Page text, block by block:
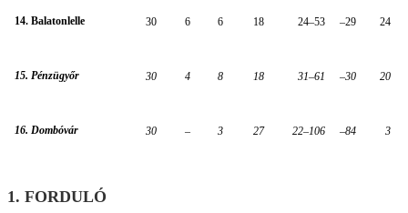
14. Balatonlelle 30 6 6 18 24–53 –29 24
15. Pénzügyőr 30 4 8 18 31–61 –30 20
16. Dombóvár 30 – 3 27 22–106 –84 3
1. FORDULÓ